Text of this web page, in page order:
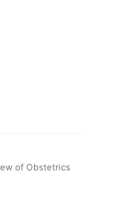
of Obstetrics